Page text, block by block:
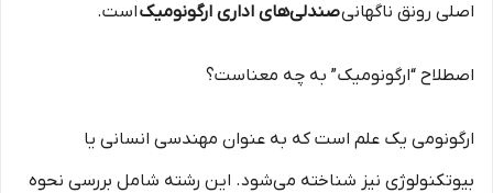
اصلی رونق ناگهانیصندلی‌های اداری ارگونومیکاست.
اصطلاح “ارگونومیک” به چه معناست؟
ارگونومی یک علم است که به عنوان مهندسی انسانی یا
بیوتکنولوژی نیز شناخته می‌شود. این رشته شامل بررسی نحوه